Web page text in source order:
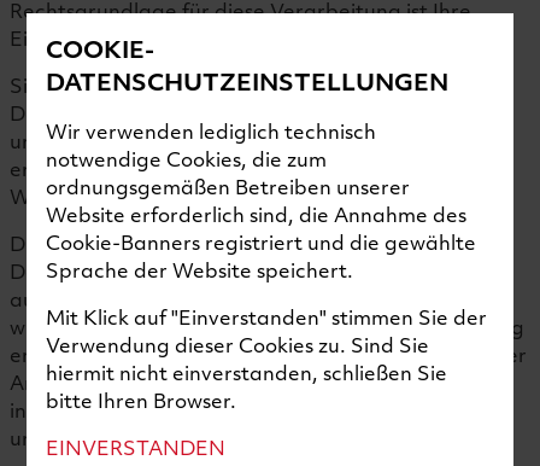
Rechtsgrundlage für diese Verarbeitung ist Ihre
Einwilligung (Art. 6 Abs. 1 lit. a DSGVO).
Sie können diese Einwilligung jederzeit widerrufen.
Dazu reicht eine formlose Mitteilung per E-Mail an
uns. Die Rechtmäßigkeit der bis zum Widerruf
erfolgten Datenverarbeitungsvorgänge bleibt vom
Widerruf unberührt
Die von Ihnen im Kontaktformular eingegebenen
Daten werden gespeichert bis Sie uns zur Löschung
auffordern, Ihre Einwilligung zur Speicherung
widerrufen oder der Zweck für die Datenspeicherung
entfällt (z.B. nach abgeschlossener Bearbeitung Ihrer
Anfrage). Zwingende gesetzliche Bestimmungen,
insbesondere Aufbewahrungsfristen, bleiben
unberührt.
COOKIE-
DATENSCHUTZEINSTELLUNGEN
Wir verwenden lediglich technisch
notwendige Cookies, die zum
ordnungsgemäßen Betreiben unserer
Website erforderlich sind, die Annahme des
Cookie-Banners registriert und die gewählte
Sprache der Website speichert.
Mit Klick auf "Einverstanden" stimmen Sie der
Verwendung dieser Cookies zu. Sind Sie
hiermit nicht einverstanden, schließen Sie
bitte Ihren Browser.
EINVERSTANDEN